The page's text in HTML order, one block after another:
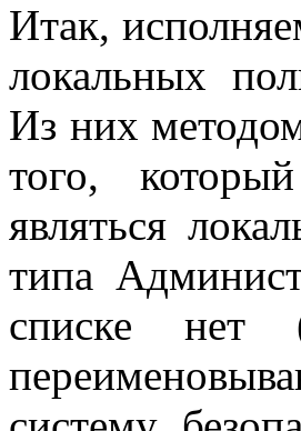
Итак,
локальных
Из них
того,
являться
типа
списке нет